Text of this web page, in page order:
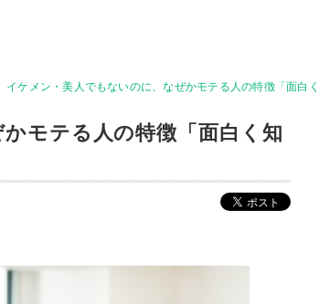
イケメン・美人でもないのに、なぜかモテる人の特徴「面白
モテる人の特徴「面白く知